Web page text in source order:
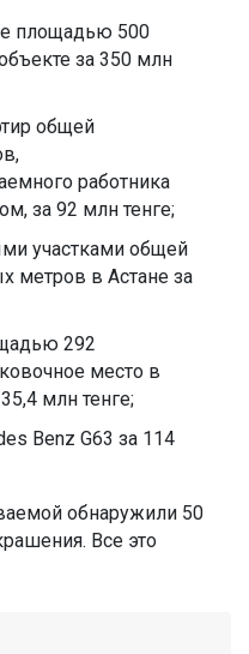
площадью 500
за 350 млн
общей
работника
за 92 млн тенге;
участками общей
метров в Астане за
292
место в
млн тенге;
Benz G63 за 114
обнаружили 50
Все это